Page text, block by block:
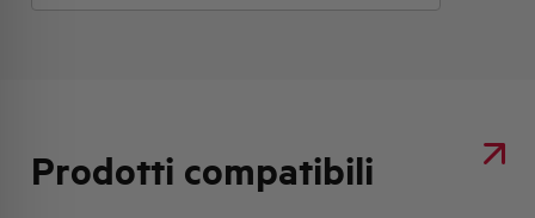
Prodotti compatibili